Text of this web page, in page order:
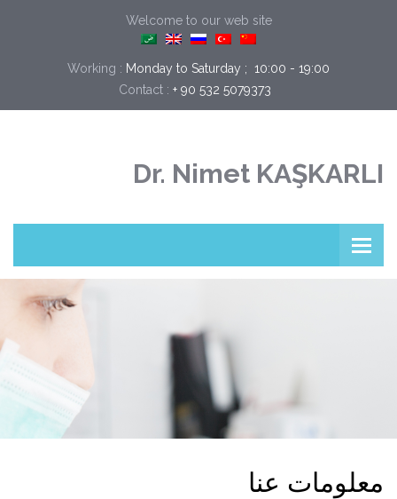
Welcome to our web site
Working : Monday to Saturday ;  10:00 - 19:00
+ 90 532 5079373
Dr. Nimet KAŞKARLI
معلومات عنا